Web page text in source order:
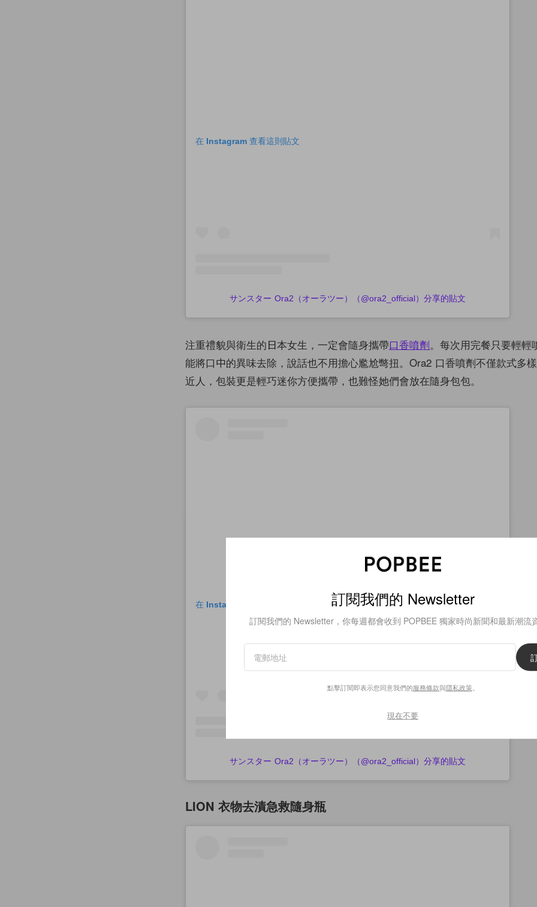
在 Instagram 查看這則貼文
サンスター Ora2（オーラツー）（@ora2_official）分享的貼文
注重禮貌與衛生的日本女生，一定會隨身攜帶口香噴劑。每次用完餐只要輕輕
能將口中的異味去除，說話也不用擔心尷尬彆扭。Ora2 口香噴劑不僅款式多
近人，包裝更是輕巧迷你方便攜帶，也難怪她們會放在隨身包包。
在 Instagram 查看這則貼文
サンスター Ora2（オーラツー）（@ora2_official）分享的貼文
LION 衣物去漬急救隨身瓶
訂閱我們的 Newsletter
訂閱我們的 Newsletter，你每週都會收到 POPBEE 獨家時尚新聞和最新潮流
點擊訂閱即表示您同意我們的服務條款與隱私政策。
現在不要